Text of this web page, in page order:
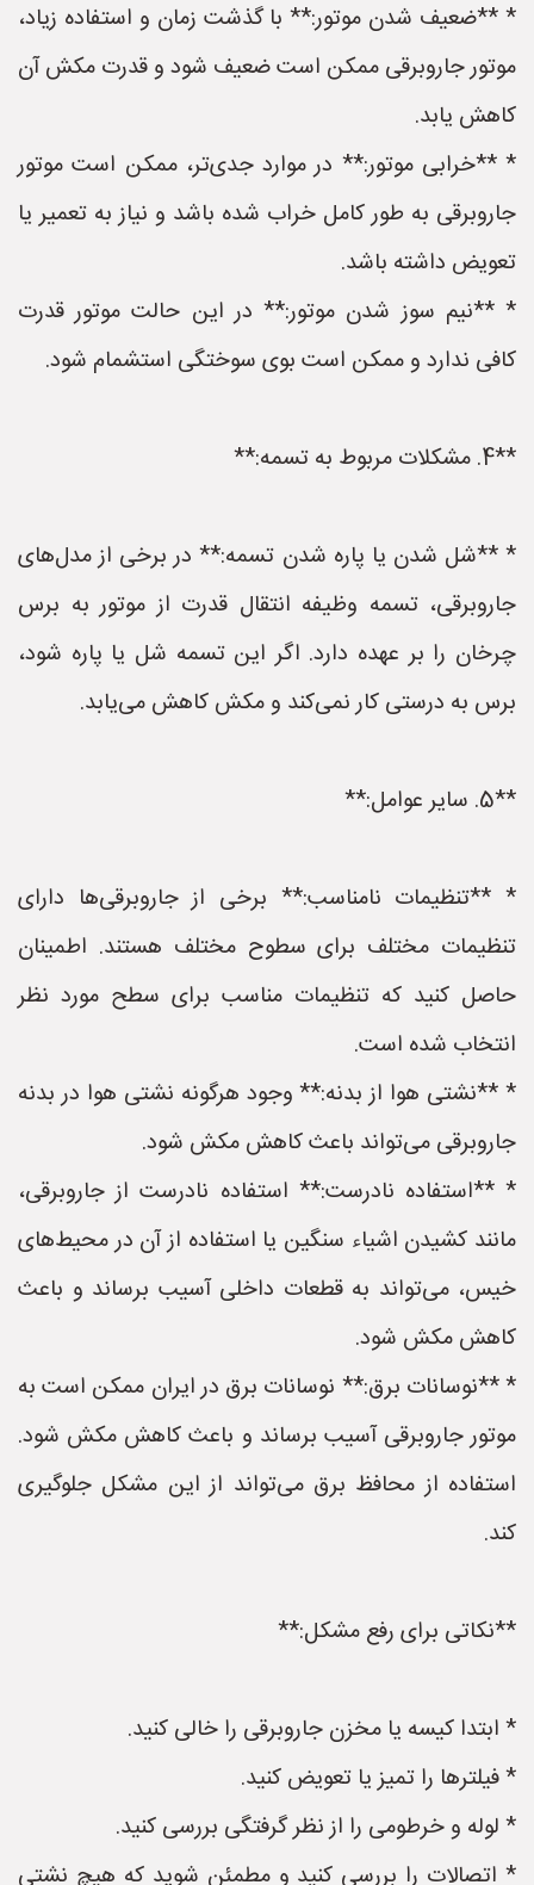
* **ضعیف شدن موتور:** با گذشت زمان و استفاده زیاد،
موتور جاروبرقی ممکن است ضعیف شود و قدرت مکش آن
کاهش یابد.
* **خرابی موتور:** در موارد جدی‌تر، ممکن است موتور
جاروبرقی به طور کامل خراب شده باشد و نیاز به تعمیر یا
تعویض داشته باشد.
* **نیم سوز شدن موتور:** در این حالت موتور قدرت
کافی ندارد و ممکن است بوی سوختگی استشمام شود.
**4. مشکلات مربوط به تسمه:**
* **شل شدن یا پاره شدن تسمه:** در برخی از مدل‌های
جاروبرقی، تسمه وظیفه انتقال قدرت از موتور به برس
چرخان را بر عهده دارد. اگر این تسمه شل یا پاره شود،
برس به درستی کار نمی‌کند و مکش کاهش می‌یابد.
**5. سایر عوامل:**
* **تنظیمات نامناسب:** برخی از جاروبرقی‌ها دارای
تنظیمات مختلف برای سطوح مختلف هستند. اطمینان
حاصل کنید که تنظیمات مناسب برای سطح مورد نظر
انتخاب شده است.
* **نشتی هوا از بدنه:** وجود هرگونه نشتی هوا در بدنه
جاروبرقی می‌تواند باعث کاهش مکش شود.
* **استفاده نادرست:** استفاده نادرست از جاروبرقی،
مانند کشیدن اشیاء سنگین یا استفاده از آن در محیط‌های
خیس، می‌تواند به قطعات داخلی آسیب برساند و باعث
کاهش مکش شود.
* **نوسانات برق:** نوسانات برق در ایران ممکن است به
موتور جاروبرقی آسیب برساند و باعث کاهش مکش شود.
استفاده از محافظ برق می‌تواند از این مشکل جلوگیری
کند.
**نکاتی برای رفع مشکل:**
* ابتدا کیسه یا مخزن جاروبرقی را خالی کنید.
* فیلترها را تمیز یا تعویض کنید.
* لوله و خرطومی را از نظر گرفتگی بررسی کنید.
* اتصالات را بررسی کنید و مطمئن شوید که هیچ نشتی